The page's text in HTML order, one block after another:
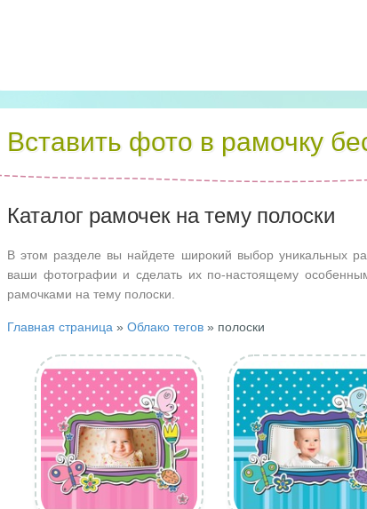
Вставить фото в рамочку
Каталог рамочек на тему полоски
В этом разделе вы найдете широкий выбор уникальных
ваши фотографии и сделать их по-настоящему
рамочками на тему полоски.
Главная страница » Облако тегов » полоски